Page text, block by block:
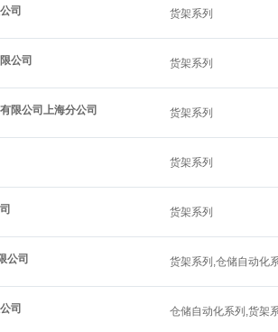
司 货架系列
公司 货架系列
限公司上海分公司 货架系列
货架系列
货架系列
公司 货架系列,仓储自动化
司 仓储自动化系列,货架